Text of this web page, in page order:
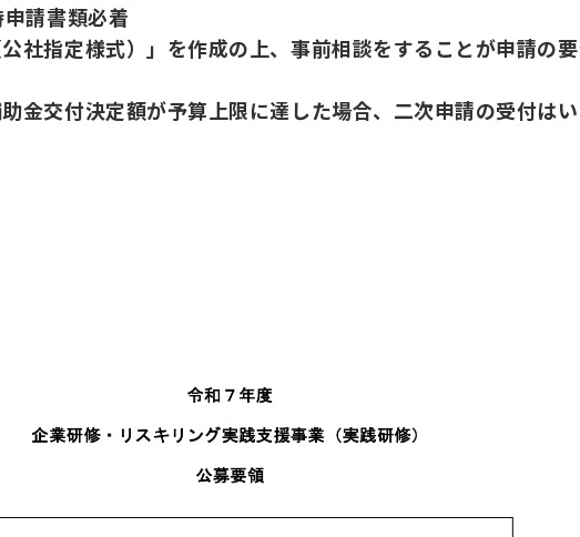
請書類必着
社指定様式）」を作成の上、事前相談をすることが申請の要
金交付決定額が予算上限に達した場合、二次申請の受付はい